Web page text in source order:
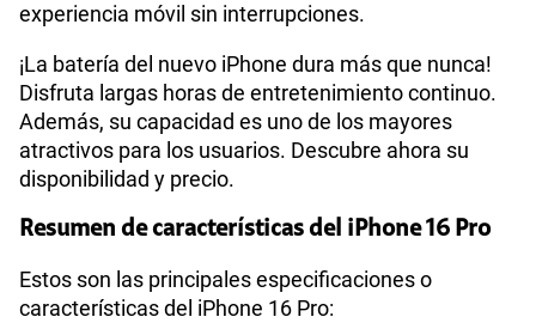
experiencia móvil sin interrupciones.
¡La batería del nuevo iPhone dura más que nunca!
Disfruta largas horas de entretenimiento continuo.
Además, su capacidad es uno de los mayores
atractivos para los usuarios. Descubre ahora su
disponibilidad y precio.
Resumen de características del iPhone 16 Pro
Estos son las principales especificaciones o
características del iPhone 16 Pro: